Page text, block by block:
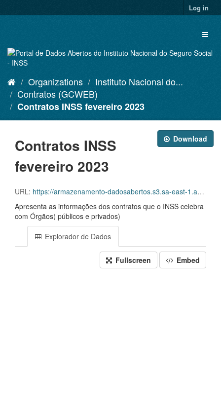
to
Log in
Organizations
Instituto Nacional do...
Contratos (GCWEB)
Contratos INSS fevereiro 2023
Download
Contratos INSS
fevereiro 2023
URL: https://armazenamento-dadosabertos.s3.sa-east-1.amazonaws.com/Plano+2016_2018_Grupos+de+dados/INSS+-+Contratos+(GCWEB)/contratos-inss-02-2023.csv
Apresenta as informações dos contratos que o INSS celebra
com Órgãos( públicos e privados)
Explorador de Dados
Fullscreen Embed